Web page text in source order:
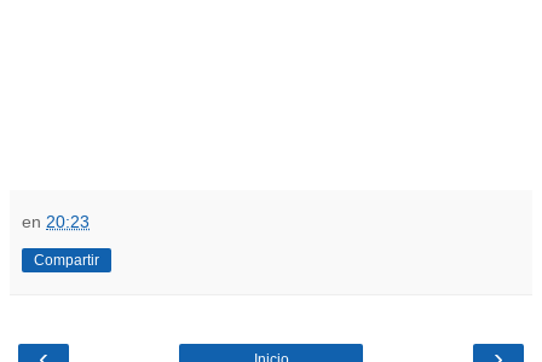
en 20:23
Compartir